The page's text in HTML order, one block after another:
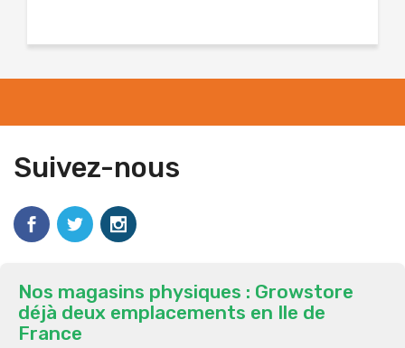
Suivez-nous
Nos magasins physiques : Growstore
déjà deux emplacements en Ile de
France